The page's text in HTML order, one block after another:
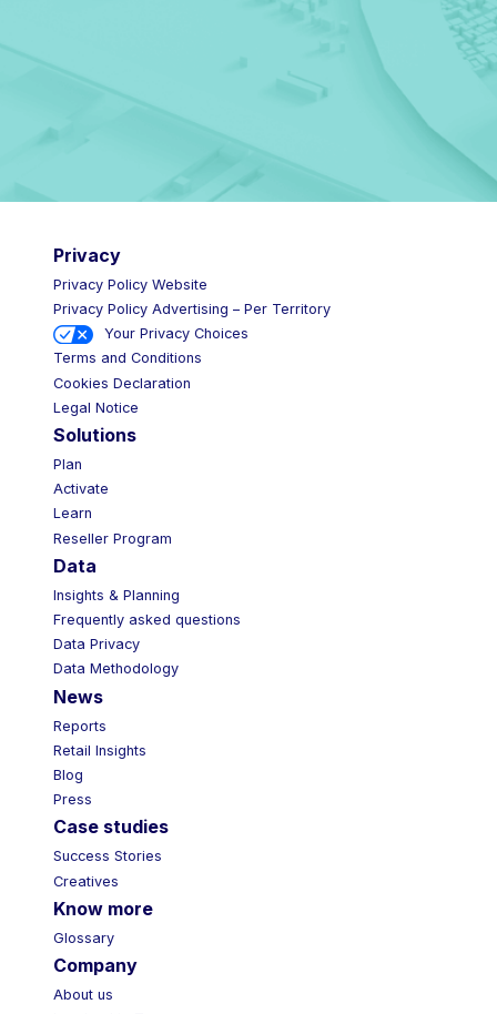
Privacy
Privacy Policy Website
Privacy Policy Advertising – Per Territory
Your Privacy Choices
Terms and Conditions
Cookies Declaration
Legal Notice
Solutions
Plan
Activate
Learn
Reseller Program
Data
Insights & Planning
Frequently asked questions
Data Privacy
Data Methodology
News
Reports
Retail Insights
Blog
Press
Case studies
Success Stories
Creatives
Know more
Glossary
Company
About us